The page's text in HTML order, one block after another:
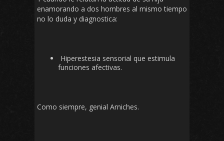
enamorando a dos hombres al mismo tiempo
no lo duda y diagnostica:
Hiperestesia sensorial que estimula
funciones afectivas.
Como siempre, genial Arniches.